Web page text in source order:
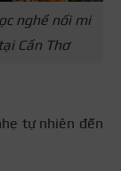
nghề nối mi
Cần Thơ
tự nhiên đến